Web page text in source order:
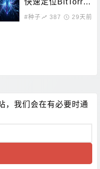
快速定位BitTorre
nt资源
#种子下载 #磁力搜索
387 29天前
，我们会在有必要时通